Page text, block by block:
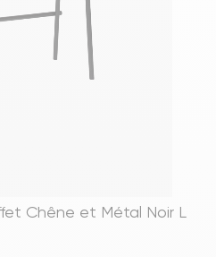
Chêne et Métal Noir L